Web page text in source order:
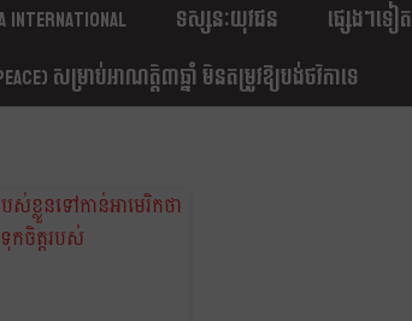
international ទស្សនៈយុវជន
ផ្សេងៗទៀត
សម្រាប់អាណត្តិ៣ឆ្នាំ មិនតម្រូវឱ្យបង់ថវិកាទេ